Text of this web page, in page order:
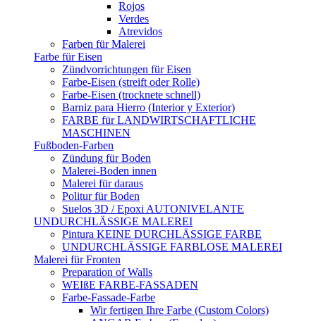
Rojos
Verdes
Atrevidos
Farben für Malerei
Farbe für Eisen
Zündvorrichtungen für Eisen
Farbe-Eisen (streift oder Rolle)
Farbe-Eisen (trocknete schnell)
Barniz para Hierro (Interior y Exterior)
FARBE für LANDWIRTSCHAFTLICHE
MASCHINEN
Fußboden-Farben
Zündung für Boden
Malerei-Boden innen
Malerei für daraus
Politur für Boden
Suelos 3D / Epoxi AUTONIVELANTE
UNDURCHLÄSSIGE MALEREI
Pintura KEINE DURCHLÄSSIGE FARBE
UNDURCHLÄSSIGE FARBLOSE MALEREI
Malerei für Fronten
Preparation of Walls
WEIßE FARBE-FASSADEN
Farbe-Fassade-Farbe
Wir fertigen Ihre Farbe (Custom Colors)